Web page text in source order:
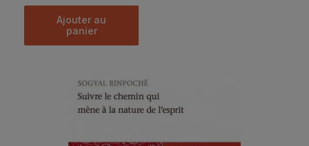
ajouter au
panier